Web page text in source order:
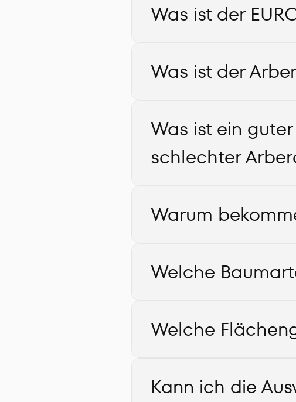
Was ist der
Was ist der
Was ist ein
schlechter
Warum
Welche
Welche
Kann ich die